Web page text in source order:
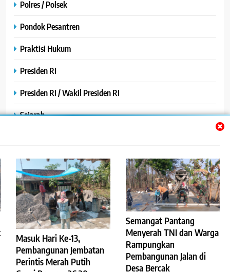
Masuk Hari Ke-13,
Pembangunan Jembatan
Perintis Merah Putih
Semangat Pantang
Menyerah TNI dan Warga
Rampungkan
Pembangunan Jalan di
Desa Bercak
Polres / Polsek
Pondok Pesantren
Praktisi Hukum
Presiden RI
Presiden RI / Wakil Presiden RI
Sejarah
SPPG /MBG
TNI AU
TNI POLRI
Uncategorized
Yayasan